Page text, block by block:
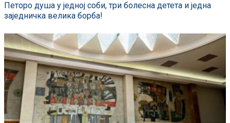
Петоро душа у једној соби, три болесна детета и једна
заједничка велика борба!